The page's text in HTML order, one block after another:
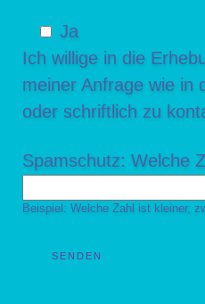
Ja
Ich willige in die
meiner Anfrage wie in
oder schriftlich zu
Spamschutz: Welche
Beispiel: Welche Zahl ist kleiner,